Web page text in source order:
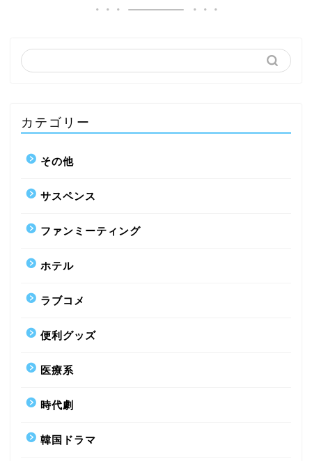
カテゴリー
その他
サスペンス
ファンミーティング
ホテル
ラブコメ
便利グッズ
医療系
時代劇
韓国ドラマ